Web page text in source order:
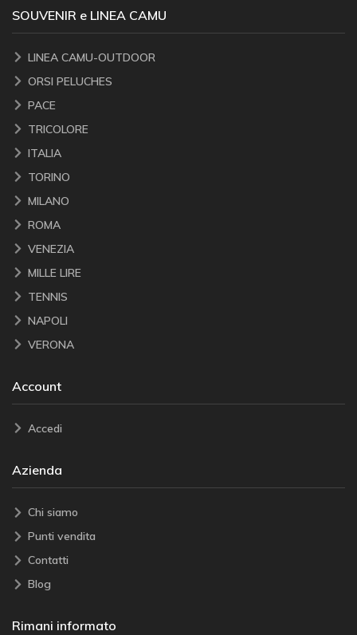
SOUVENIR e LINEA CAMU
LINEA CAMU-OUTDOOR
ORSI PELUCHES
PACE
TRICOLORE
ITALIA
TORINO
MILANO
ROMA
VENEZIA
MILLE LIRE
TENNIS
NAPOLI
VERONA
Account
Accedi
Azienda
Chi siamo
Punti vendita
Contatti
Blog
Rimani informato